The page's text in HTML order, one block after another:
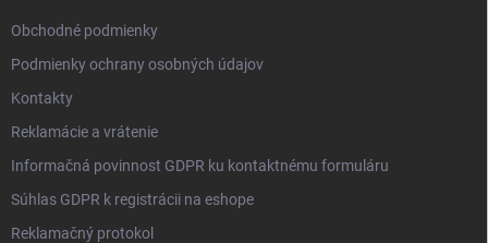
Obchodné podmienky
Podmienky ochrany osobných údajov
Kontakty
Reklamácie a vrátenie
Informačná povinnost GDPR ku kontaktnému formuláru
Súhlas GDPR k registrácii na eshope
Reklamačný protokol